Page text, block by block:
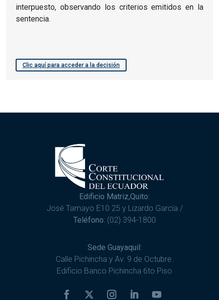
interpuesto, observando los criterios emitidos en la
sentencia.
Clic aquí para acceder a la decisión
Edificio Matriz,Quito:
José Tamayo E10 25 y Lizardo García /
Teléfono: (02) 394-1800
Sede Guayaquil:
Calle Pichincha y Av. 9 de Octubre.
Edificio Banco Pichincha 6to Piso